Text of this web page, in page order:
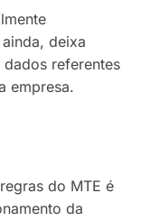
deixa
referentes
empresa.
do MTE é
da